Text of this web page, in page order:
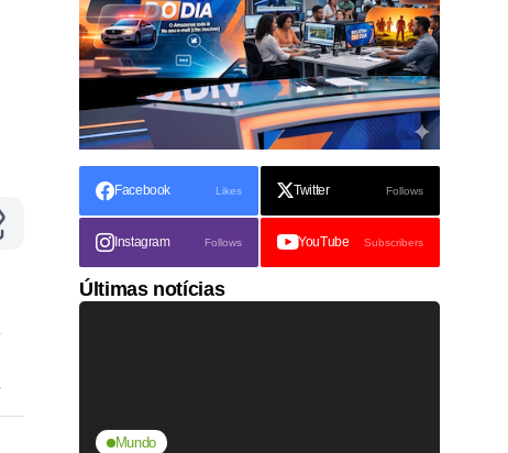
Facebook Likes Twitter Follows
Instagram Follows YouTube Subscribers
Últimas notícias
Mundo